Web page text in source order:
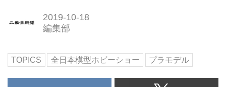
2019-10-18
編集部
TOPICS 全日本模型ホビーショー プラモデル